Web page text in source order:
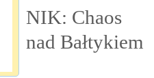
NIK: Chaos
nad Bałtykiem